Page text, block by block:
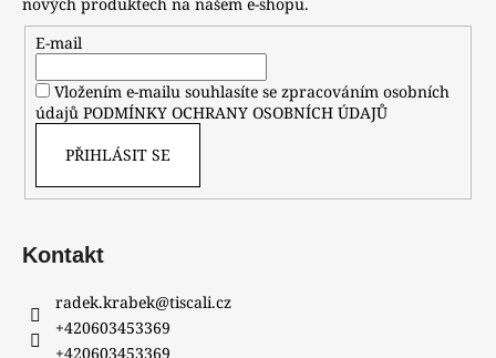
E-mail
Vložením e-mailu souhlasíte se zpracováním osobních
údajů PODMÍNKY OCHRANY OSOBNÍCH ÚDAJŮ
PŘIHLÁSIT SE
Kontakt
radek.krabek@tiscali.cz
+420603453369
+420603453369